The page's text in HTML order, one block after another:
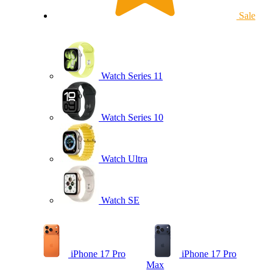
Sale
Watch Series 11
Watch Series 10
Watch Ultra
Watch SE
iPhone 17 Pro
iPhone 17 Pro
Max